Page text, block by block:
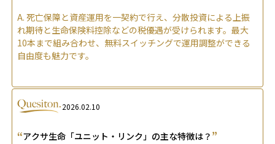
A. 死亡保障と資産運用を一契約で行え、分散投資による上振
れ期待と生命保険料控除などの税優遇が受けられます。最大
10本まで組み合わせ、無料スイッチングで運用調整ができる
自由度も魅力です。
2026.02.10
“アクサ生命「ユニット・リンク」の主な特徴は？ ”